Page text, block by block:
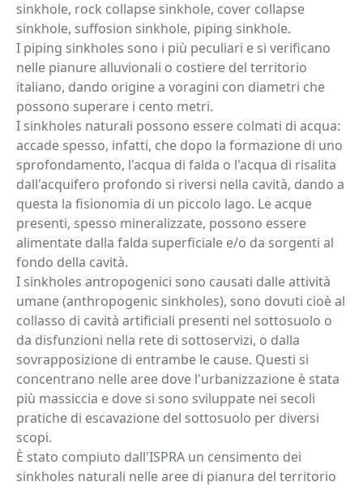
sinkhole, rock collapse sinkhole, cover collapse
sinkhole, suffosion sinkhole, piping sinkhole.
I piping sinkholes sono i più peculiari e si verificano
nelle pianure alluvionali o costiere del territorio
italiano, dando origine a voragini con diametri che
possono superare i cento metri.
I sinkholes naturali possono essere colmati di acqua:
accade spesso, infatti, che dopo la formazione di uno
sprofondamento, l'acqua di falda o l'acqua di risalita
dall'acquifero profondo si riversi nella cavità, dando a
questa la fisionomia di un piccolo lago. Le acque
presenti, spesso mineralizzate, possono essere
alimentate dalla falda superficiale e/o da sorgenti al
fondo della cavità.
I sinkholes antropogenici sono causati dalle attività
umane (anthropogenic sinkholes), sono dovuti cioè al
collasso di cavità artificiali presenti nel sottosuolo o
da disfunzioni nella rete di sottoservizi, o dalla
sovrapposizione di entrambe le cause. Questi si
concentrano nelle aree dove l'urbanizzazione è stata
più massiccia e dove si sono sviluppate nei secoli
pratiche di escavazione del sottosuolo per diversi
scopi.
È stato compiuto dall'ISPRA un censimento dei
sinkholes naturali nelle aree di pianura del territorio